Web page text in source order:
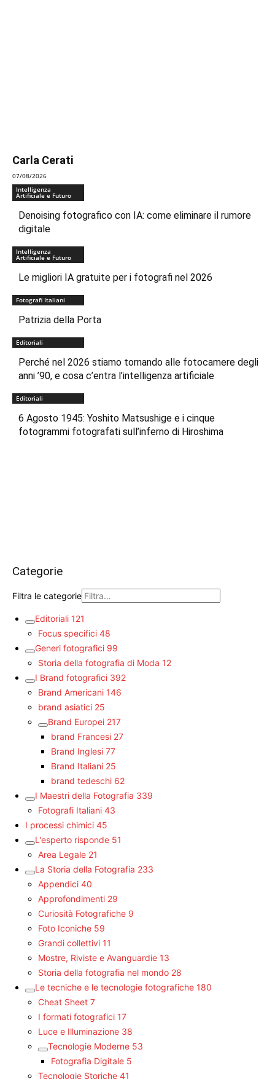
Carla Cerati
07/08/2026
Intelligenza
Artificiale e Futuro
Denoising fotografico con IA: come eliminare il rumore
digitale
Intelligenza
Artificiale e Futuro
Le migliori IA gratuite per i fotografi nel 2026
Fotografi Italiani
Patrizia della Porta
Editoriali
Perché nel 2026 stiamo tornando alle fotocamere degli
anni ’90, e cosa c’entra l’intelligenza artificiale
Editoriali
6 Agosto 1945: Yoshito Matsushige e i cinque
fotogrammi fotografati sull’inferno di Hiroshima
Categorie
Filtra le categorie
Editoriali 121
Focus specifici 48
Generi fotografici 99
Storia della fotografia di Moda 12
I Brand fotografici 392
Brand Americani 146
brand asiatici 25
Brand Europei 217
brand Francesi 27
Brand Inglesi 77
Brand Italiani 25
brand tedeschi 62
I Maestri della Fotografia 339
Fotografi Italiani 43
I processi chimici 45
L'esperto risponde 51
Area Legale 21
La Storia della Fotografia 233
Appendici 40
Approfondimenti 29
Curiosità Fotografiche 9
Foto Iconiche 59
Grandi collettivi 11
Mostre, Riviste e Avanguardie 13
Storia della fotografia nel mondo 28
Le tecniche e le tecnologie fotografiche 180
Cheat Sheet 7
I formati fotografici 17
Luce e Illuminazione 38
Tecnologie Moderne 53
Fotografia Digitale 5
Tecnologie Storiche 41